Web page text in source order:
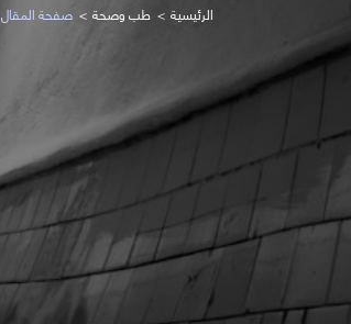
الرئيسية طب وصحة صفحة المقال